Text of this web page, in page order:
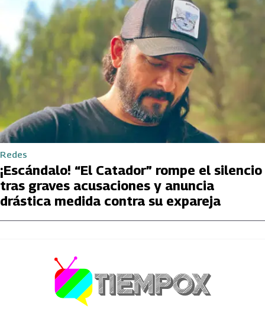
Redes
¡Escándalo! “El Catador” rompe el silencio
tras graves acusaciones y anuncia
drástica medida contra su expareja